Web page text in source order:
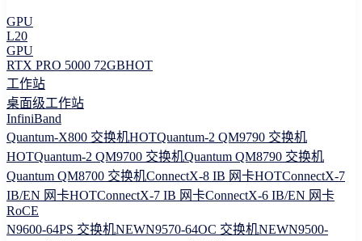
GPU
L20
GPU
RTX PRO 5000 72GBHOT
工作站
桌面级工作站
InfiniBand
Quantum-X800 交换机HOTQuantum-2 QM9790 交换机
HOTQuantum-2 QM9700 交换机Quantum QM8790 交换机
Quantum QM8700 交换机ConnectX-8 IB 网卡HOTConnectX-7
IB/EN 网卡HOTConnectX-7 IB 网卡ConnectX-6 IB/EN 网卡
RoCE
N9600-64PS 交换机NEWN9570-64OC 交换机NEWN9500-